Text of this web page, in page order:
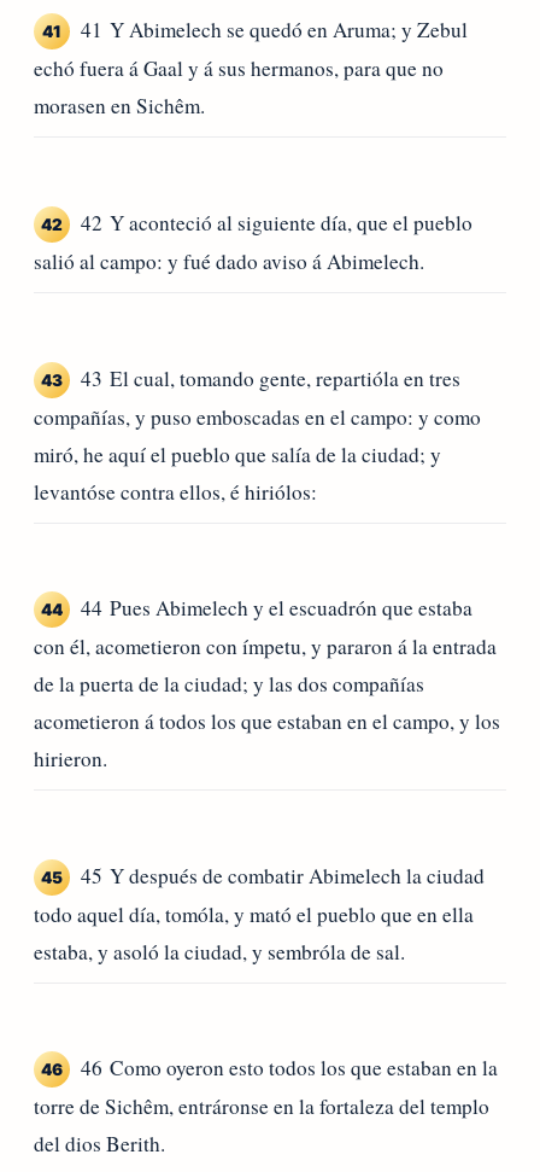
41
41 Y Abimelech se quedó en Aruma; y Zebul
echó fuera á Gaal y á sus hermanos, para que no
morasen en Sichêm.
42
42 Y aconteció al siguiente día, que el pueblo
salió al campo: y fué dado aviso á Abimelech.
43
43 El cual, tomando gente, repartióla en tres
compañías, y puso emboscadas en el campo: y como
miró, he aquí el pueblo que salía de la ciudad; y
levantóse contra ellos, é hiriólos:
44
44 Pues Abimelech y el escuadrón que estaba
con él, acometieron con ímpetu, y pararon á la entrada
de la puerta de la ciudad; y las dos compañías
acometieron á todos los que estaban en el campo, y los
hirieron.
45
45 Y después de combatir Abimelech la ciudad
todo aquel día, tomóla, y mató el pueblo que en ella
estaba, y asoló la ciudad, y sembróla de sal.
46
46 Como oyeron esto todos los que estaban en la
torre de Sichêm, entráronse en la fortaleza del templo
del dios Berith.